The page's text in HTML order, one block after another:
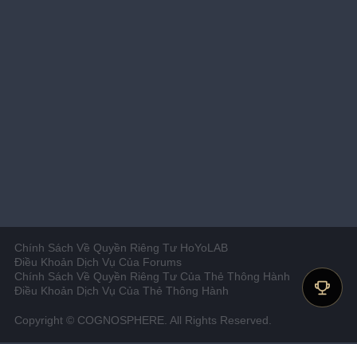
Chính Sách Về Quyền Riêng Tư HoYoLAB
Điều Khoản Dịch Vụ Của Forums
Chính Sách Về Quyền Riêng Tư Của Thẻ Thông Hành
Điều Khoản Dịch Vụ Của Thẻ Thông Hành
Copyright © COGNOSPHERE. All Rights Reserved.